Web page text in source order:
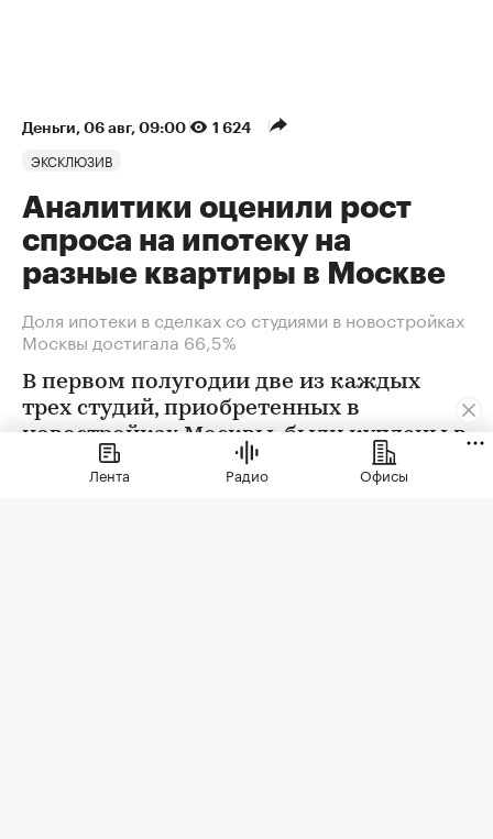
Деньги⁠, 06 авг, 09:00 1 624
ЭКСКЛЮЗИВ
Аналитики оценили рост
спроса на ипотеку на
разные квартиры в Москве
Доля ипотеки в сделках со студиями в новостройках
Москвы достигала 66,5%
В первом полугодии две из каждых
трех студий, приобретенных в
новостройках Москвы, были куплены в
ипотеку. В сегменте трешек ипотечных
сделок менее половины, а среди
Лента Радио Офисы